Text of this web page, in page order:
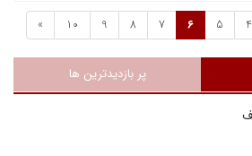
4
5
6
7
8
9
10
»
پر بازدیدترین ها